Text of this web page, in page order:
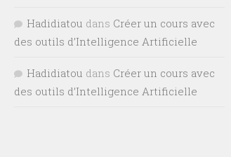
Hadidiatou dans Créer un cours avec
des outils d’Intelligence Artificielle
Hadidiatou dans Créer un cours avec
des outils d’Intelligence Artificielle